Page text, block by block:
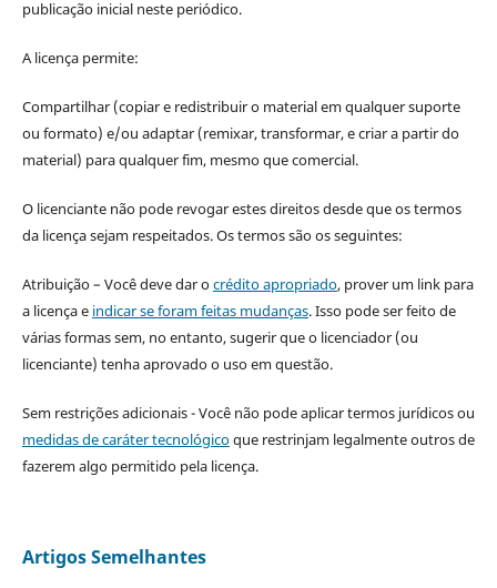
publicação inicial neste periódico.
A licença permite:
Compartilhar (copiar e redistribuir o material em qualquer suporte
ou formato) e/ou adaptar (remixar, transformar, e criar a partir do
material) para qualquer fim, mesmo que comercial.
O licenciante não pode revogar estes direitos desde que os termos
da licença sejam respeitados. Os termos são os seguintes:
Atribuição – Você deve dar ocrédito apropriado, prover um link para
a licença e indicar se foram feitas mudanças. Isso pode ser feito de
várias formas sem, no entanto, sugerir que o licenciador (ou
licenciante) tenha aprovado o uso em questão.
Sem restrições adicionais - Você não pode aplicar termos jurídicos ou
medidas de caráter tecnológicoque restrinjam legalmente outros de
fazerem algo permitido pela licença.
Artigos Semelhantes